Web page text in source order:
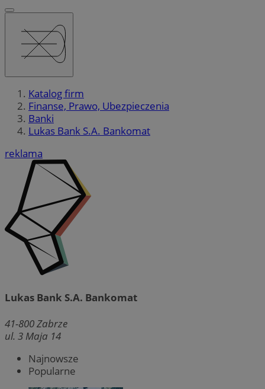
Katalog firm
Finanse, Prawo, Ubezpieczenia
Banki
Lukas Bank S.A. Bankomat
reklama
Lukas Bank S.A. Bankomat
41-800Zabrze
ul. 3 Maja 14
Najnowsze
Popularne